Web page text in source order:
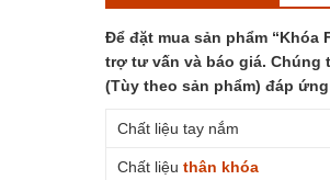
Để đặt mua sản phẩm “Khóa
trợ tư vấn và báo giá.
(Tùy theo sản phẩm) đáp
Chất liệu tay nắm
Chất liệu thân khóa